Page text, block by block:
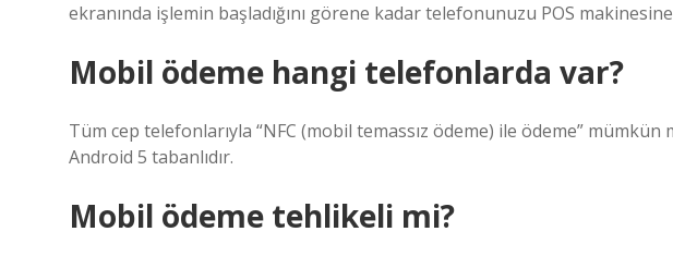
ekranında işlemin başladığını görene kadar telefonunuzu POS
Mobil ödeme hangi telefonlarda var?
Tüm cep telefonlarıyla “NFC (mobil temassız ödeme) ile ödeme” mümkün
Android 5 tabanlıdır.
Mobil ödeme tehlikeli mi?